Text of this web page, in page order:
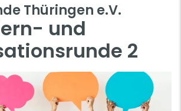
Thüringen e.V.
und
2